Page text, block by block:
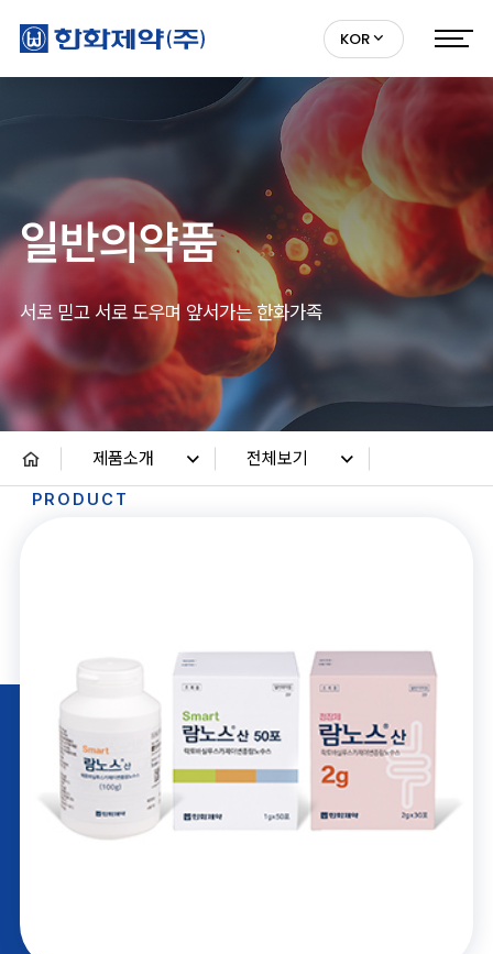
KOR
일반의약품
서로 믿고 서로 도우며 앞서가는 한화가족
제품소개 전체보기
PRODUCT